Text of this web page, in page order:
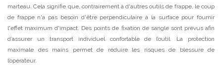
marteau. Cela signifie que, contrairement à d'autres outils de frappe, le coup
de frappe n'a pas besoin d'être perpendiculaire à la surface pour fournir
l'effet maximum d'impact. Des points de fixation de sangle sont prévus afin
d’assurer un transport individuel confortable de l’outil. La protection
maximale des mains permet de réduire les risques de blessure de
l’opérateur.